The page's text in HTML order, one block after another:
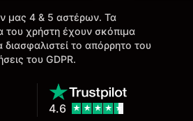
μας 4 & 5 αστέρων. Τα
του χρήστη έχουν σκόπιμα
διασφαλιστεί το απόρρητο του
του GDPR.
4.6